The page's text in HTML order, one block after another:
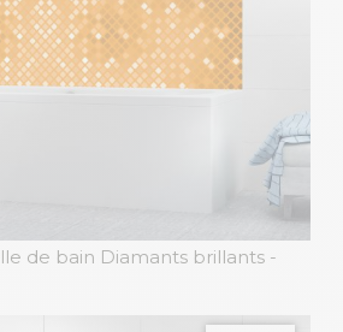
de bain Diamants brillants -